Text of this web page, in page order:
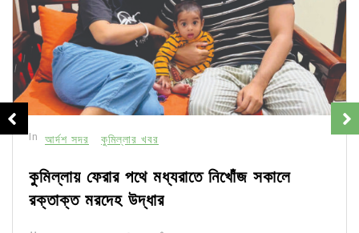
In আর্দশ সদর কুমিল্লার খবর
কুমিল্লায় ফেরার পথে মধ্যরাতে নিখোঁজ সকালে
রক্তাক্ত মরদেহ উদ্ধার